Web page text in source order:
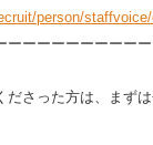
person/
ーーーーーーーーーー
ださった方は、まず